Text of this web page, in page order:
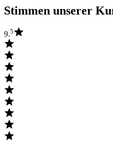
Stimmen unserer
9.5